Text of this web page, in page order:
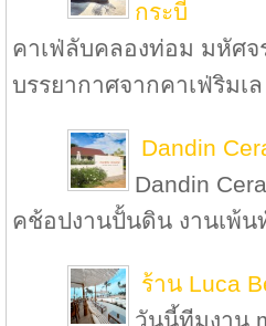
กระบี่
คาเฟ่ลับคลองท่อม มหัศจ
บรรยากาศจากคาเฟ่ริมเ
Dandin
Dandin
คช้อปงานปั้นดิน งานเพ้น
ร้าน Luca
วันนี้ทีมงาน